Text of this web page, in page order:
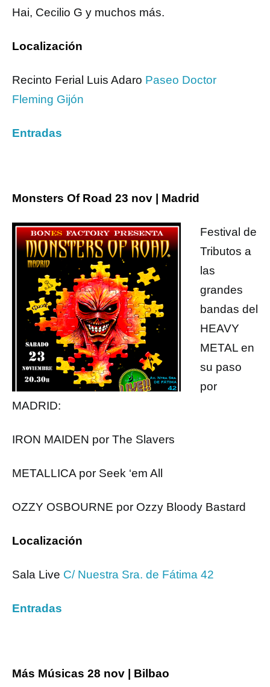
Hai, Cecilio G y muchos más.
Localización
Recinto Ferial Luis Adaro Paseo Doctor
Fleming Gijón
Entradas
Monsters Of Road 23 nov | Madrid
Festival de
Tributos a
las
grandes
bandas del
HEAVY
METAL en
su paso
por
MADRID:
IRON MAIDEN por The Slavers
METALLICA por Seek ‘em All
OZZY OSBOURNE por Ozzy Bloody Bastard
Localización
Sala Live C/ Nuestra Sra. de Fátima 42
Entradas
Más Músicas 28 nov | Bilbao